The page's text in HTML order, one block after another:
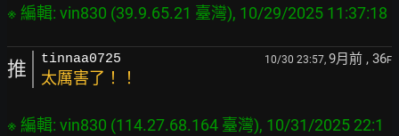
推 tinnaa0725 10/30 23:57, 9月前 , 36F
太厲害了！！
※ 編輯: vin830 (114.27.68.164 臺灣), 10/31/2025 22:1